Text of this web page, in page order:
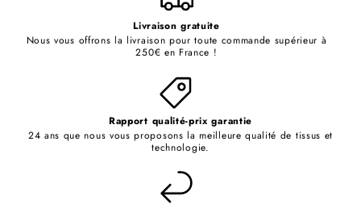
Livraison gratuite
Nous vous offrons la livraison pour toute commande supérieur à
250€ en France !
Rapport qualité-prix garantie
24 ans que nous vous proposons la meilleure qualité de tissus et
technologie.